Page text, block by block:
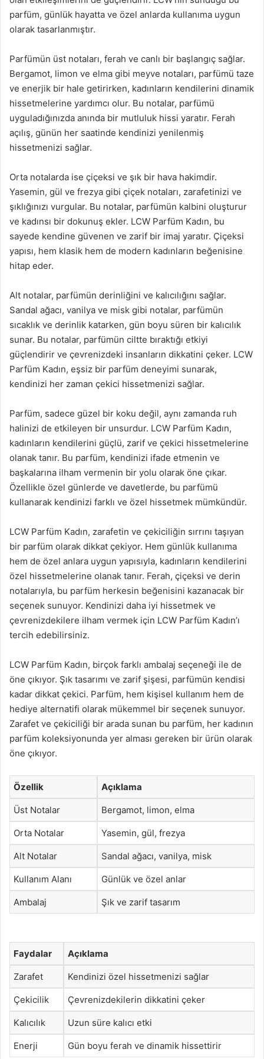
parfüm, günlük hayatta ve özel anlarda kullanıma uygun
olarak tasarlanmıştır.
Parfümün üst notaları, ferah ve canlı bir başlangıç sağlar.
Bergamot, limon ve elma gibi meyve notaları, parfümü taze
ve enerjik bir hale getirirken, kadınların kendilerini dinamik
hissetmelerine yardımcı olur. Bu notalar, parfümü
uyguladığınızda anında bir mutluluk hissi yaratır. Ferah
açılış, günün her saatinde kendinizi yenilenmiş
hissetmenizi sağlar.
Orta notalarda ise çiçeksi ve şık bir hava hakimdir.
Yasemin, gül ve frezya gibi çiçek notaları, zarafetinizi ve
şıklığınızı vurgular. Bu notalar, parfümün kalbini oluşturur
ve kadınsı bir dokunuş ekler. LCW Parfüm Kadın, bu
sayede kendine güvenen ve zarif bir imaj yaratır. Çiçeksi
yapısı, hem klasik hem de modern kadınların beğenisine
hitap eder.
Alt notalar, parfümün derinliğini ve kalıcılığını sağlar.
Sandal ağacı, vanilya ve misk gibi notalar, parfümün
sıcaklık ve derinlik katarken, gün boyu süren bir kalıcılık
sunar. Bu notalar, parfümün ciltte bıraktığı etkiyi
güçlendirir ve çevrenizdeki insanların dikkatini çeker. LCW
Parfüm Kadın, eşsiz bir parfüm deneyimi sunarak,
kendinizi her zaman çekici hissetmenizi sağlar.
Parfüm, sadece güzel bir koku değil, aynı zamanda ruh
halinizi de etkileyen bir unsurdur. LCW Parfüm Kadın,
kadınların kendilerini güçlü, zarif ve çekici hissetmelerine
olanak tanır. Bu parfüm, kendinizi ifade etmenin ve
başkalarına ilham vermenin bir yolu olarak öne çıkar.
Özellikle özel günlerde ve davetlerde, bu parfümü
kullanarak kendinizi farklı ve özel hissetmek mümkündür.
LCW Parfüm Kadın, zarafetin ve çekiciliğin sırrını taşıyan
bir parfüm olarak dikkat çekiyor. Hem günlük kullanıma
hem de özel anlara uygun yapısıyla, kadınların kendilerini
özel hissetmelerine olanak tanır. Ferah, çiçeksi ve derin
notalarıyla, bu parfüm herkesin beğenisini kazanacak bir
seçenek sunuyor. Kendinizi daha iyi hissetmek ve
çevrenizdekilere ilham vermek için LCW Parfüm Kadın’ı
tercih edebilirsiniz.
LCW Parfüm Kadın, birçok farklı ambalaj seçeneği ile de
öne çıkıyor. Şık tasarımı ve zarif şişesi, parfümün kendisi
kadar dikkat çekici. Parfüm, hem kişisel kullanım hem de
hediye alternatifi olarak mükemmel bir seçenek sunuyor.
Zarafet ve çekiciliği bir arada sunan bu parfüm, her kadının
parfüm koleksiyonunda yer alması gereken bir ürün olarak
öne çıkıyor.
Özellik Açıklama
Üst Notalar Bergamot, limon, elma
Orta Notalar Yasemin, gül, frezya
Alt Notalar Sandal ağacı, vanilya, misk
Kullanım Alanı Günlük ve özel anlar
Ambalaj Şık ve zarif tasarım
Faydalar Açıklama
Zarafet Kendinizi özel hissetmenizi sağlar
Çekicilik Çevrenizdekilerin dikkatini çeker
Kalıcılık Uzun süre kalıcı etki
Enerji Gün boyu ferah ve dinamik hissettirir